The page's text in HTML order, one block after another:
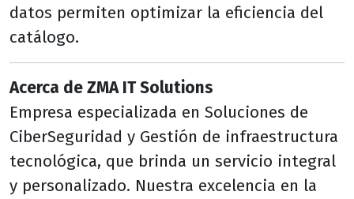
datos permiten optimizar la eficiencia del
catálogo.
Acerca de ZMA IT Solutions
Empresa especializada en Soluciones de
CiberSeguridad y Gestión de infraestructura
tecnológica, que brinda un servicio integral
y personalizado. Nuestra excelencia en la